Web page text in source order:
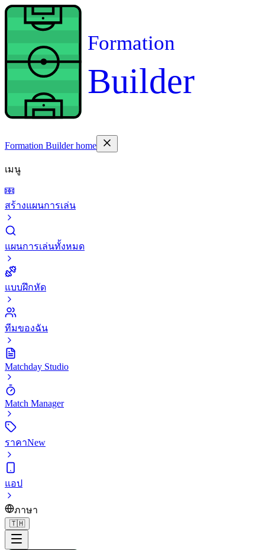
Formation
Builder
Formation Builder home
เมนู
สร้างแผนการเล่น
แผนการเล่นทั้งหมด
แบบฝึกหัด
ทีมของฉัน
Matchday Studio
Match Manager
ราคาNew
แอป
ภาษา
🇹🇭